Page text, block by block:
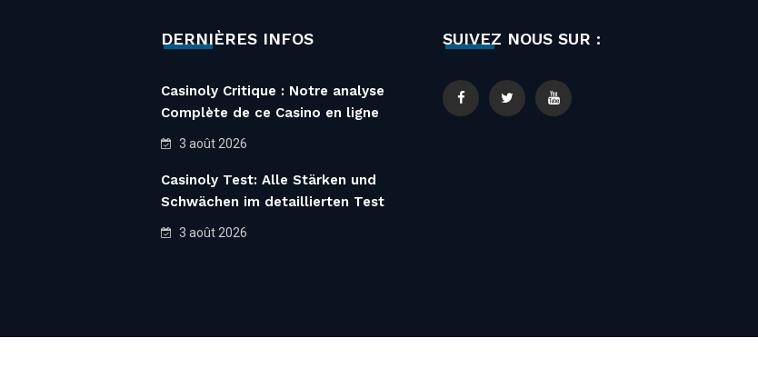
DERNIÈRES INFOS
Casinoly Critique : Notre analyse
Complète de ce Casino en ligne
3 août 2026
Casinoly Test: Alle Stärken und
Schwächen im detaillierten Test
3 août 2026
SUIVEZ NOUS SUR :